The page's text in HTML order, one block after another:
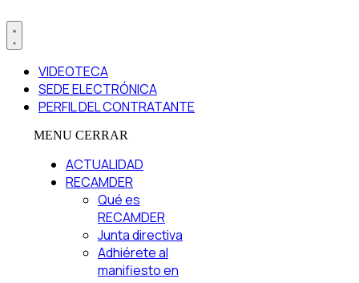
VIDEOTECA
SEDE ELECTRÓNICA
PERFIL DEL CONTRATANTE
MENU CERRAR
ACTUALIDAD
RECAMDER
Qué es
RECAMDER
Junta directiva
Adhiérete al
manifiesto en